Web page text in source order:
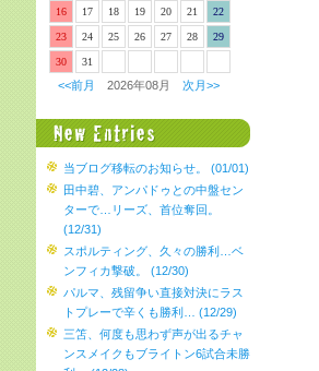
16 17 18 19 20 21 22
23 24 25 26 27 28 29
30 31
<<前月 2026年08月 次月>>
当ブログ移転のお知らせ。 (01/01)
田中碧、アンパドゥとの中盤セン
ターで…リーズ、首位奪回。
(12/31)
スポルティング、久々の勝利…ベ
ンフィカ撃破。 (12/30)
パルマ、残留争い直接対決にラス
トプレーで辛くも勝利… (12/29)
三笘、何度も思わず声が出るチャ
ンスメイクもブライトン6試合未勝